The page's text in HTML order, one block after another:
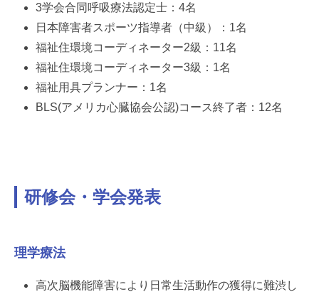
3学会合同呼吸療法認定士：4名
日本障害者スポーツ指導者（中級）：1名
福祉住環境コーディネーター2級：11名
福祉住環境コーディネーター3級：1名
福祉用具プランナー：1名
BLS(アメリカ心臓協会公認)コース終了者：12名
研修会・学会発表
理学療法
高次脳機能障害により日常生活動作の獲得に難渋し